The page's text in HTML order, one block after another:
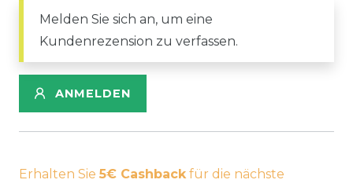
Melden Sie sich an, um eine
Kundenrezension zu verfassen.
ANMELDEN
Erhalten Sie 5€ Cashbackfür die nächste